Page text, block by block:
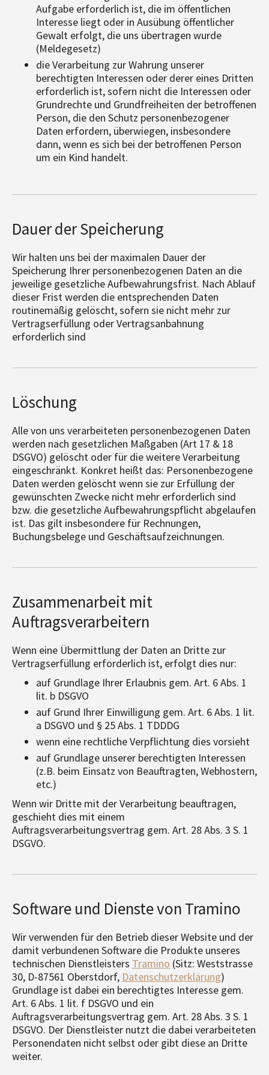
Aufgabe erforderlich ist, die im öffentlichen
Interesse liegt oder in Ausübung öffentlicher
Gewalt erfolgt, die uns übertragen wurde
(Meldegesetz)
die Verarbeitung zur Wahrung unserer
berechtigten Interessen oder derer eines Dritten
erforderlich ist, sofern nicht die Interessen oder
Grundrechte und Grundfreiheiten der betroffenen
Person, die den Schutz personenbezogener
Daten erfordern, überwiegen, insbesondere
dann, wenn es sich bei der betroffenen Person
um ein Kind handelt.
Dauer der Speicherung
Wir halten uns bei der maximalen Dauer der
Speicherung Ihrer personenbezogenen Daten an die
jeweilige gesetzliche Aufbewahrungsfrist. Nach Ablauf
dieser Frist werden die entsprechenden Daten
routinemäßig gelöscht, sofern sie nicht mehr zur
Vertragserfüllung oder Vertragsanbahnung
erforderlich sind
Löschung
Alle von uns verarbeiteten personenbezogenen Daten
werden nach gesetzlichen Maßgaben (Art 17 & 18
DSGVO) gelöscht oder für die weitere Verarbeitung
eingeschränkt. Konkret heißt das: Personenbezogene
Daten werden gelöscht wenn sie zur Erfüllung der
gewünschten Zwecke nicht mehr erforderlich sind
bzw. die gesetzliche Aufbewahrungspflicht abgelaufen
ist. Das gilt insbesondere für Rechnungen,
Buchungsbelege und Geschäftsaufzeichnungen.
Zusammenarbeit mit
Auftragsverarbeitern
Wenn eine Übermittlung der Daten an Dritte zur
Vertragserfüllung erforderlich ist, erfolgt dies nur:
auf Grundlage Ihrer Erlaubnis gem. Art. 6 Abs. 1
lit. b DSGVO
auf Grund Ihrer Einwilligung gem. Art. 6 Abs. 1 lit.
a DSGVO und § 25 Abs. 1 TDDDG
wenn eine rechtliche Verpflichtung dies vorsieht
auf Grundlage unserer berechtigten Interessen
(z.B. beim Einsatz von Beauftragten, Webhostern,
etc.)
Wenn wir Dritte mit der Verarbeitung beauftragen,
geschieht dies mit einem
Auftragsverarbeitungsvertrag gem. Art. 28 Abs. 3 S. 1
DSGVO.
Software und Dienste von Tramino
Wir verwenden für den Betrieb dieser Website und der
damit verbundenen Software die Produkte unseres
technischen Dienstleisters Tramino (Sitz: Weststrasse
30, D-87561 Oberstdorf, Datenschutzerklärung)
Grundlage ist dabei ein berechtigtes Interesse gem.
Art. 6 Abs. 1 lit. f DSGVO und ein
Auftragsverarbeitungsvertrag gem. Art. 28 Abs. 3 S. 1
DSGVO. Der Dienstleister nutzt die dabei verarbeiteten
Personendaten nicht selbst oder gibt diese an Dritte
weiter.